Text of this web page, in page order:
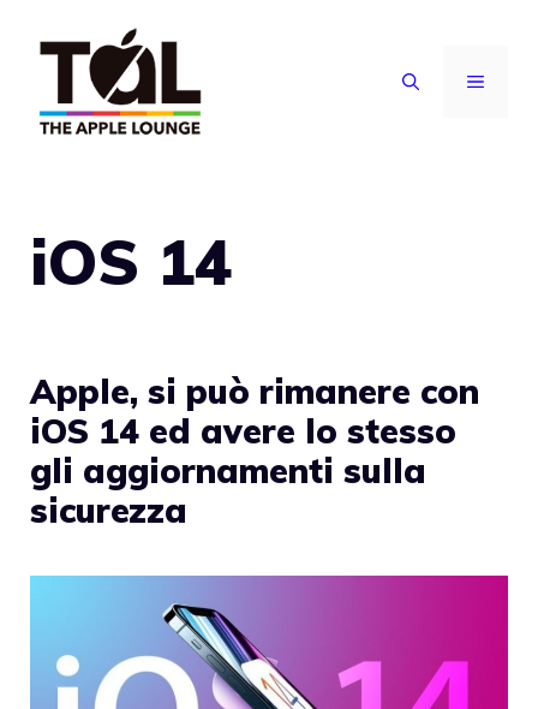
contenuto
MENU
iOS 14
Apple, si può rimanere con
iOS 14 ed avere lo stesso
gli aggiornamenti sulla
sicurezza